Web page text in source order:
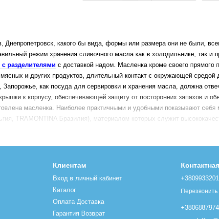
какого бы вида, формы или размера они не были,
режим хранения сливочного масла как в холодильнике, так и
с разделителями с доставкой надом. Масленка кроме своего прямого
и других продуктов, длительный контакт с окружающей средой
как посуда для сервировки и хранения масла, должна
к корпусу, обеспечивающей защиту от посторонних запахов и
масленка. Наиболее практичными и удобными показывают
TRAMONTINA Бразилия), материалом которых служит
– стеклянная(VITESSE Франция). Очень важным элементом любой
но менее подходят для сервировки стола, а также более
пластиковые масленки, изготовленные из пищевого акрила, однако,
о качестве пластмассы.
Николаев, Луганск предлагаем недорого на нашем сайте
Клиентам
Вход в личный кабинет
Каталог
Оплата Доставка
Гарантия Возврат